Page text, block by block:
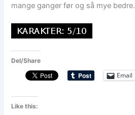
mange ganger før og så mye bedre.
Del/Share
Email
Like this: